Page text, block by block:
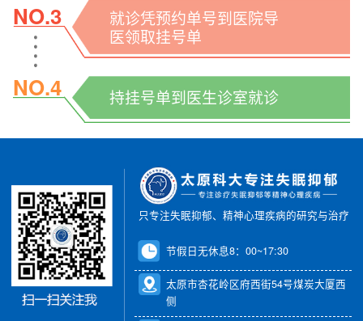
NO.3
就诊凭预约单号到医院导
医领取挂号单
NO.4 持挂号单到医生诊室就诊
只专注失眠抑郁、精神心理疾病的研究与治疗
节假日无休息8：00~17:30
太原市杏花岭区府西街54号煤炭大厦西
侧